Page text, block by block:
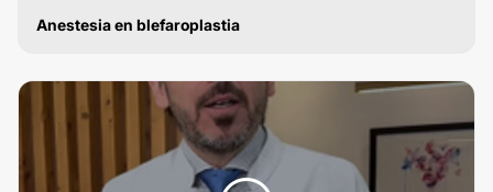
Anestesia en blefaroplastia